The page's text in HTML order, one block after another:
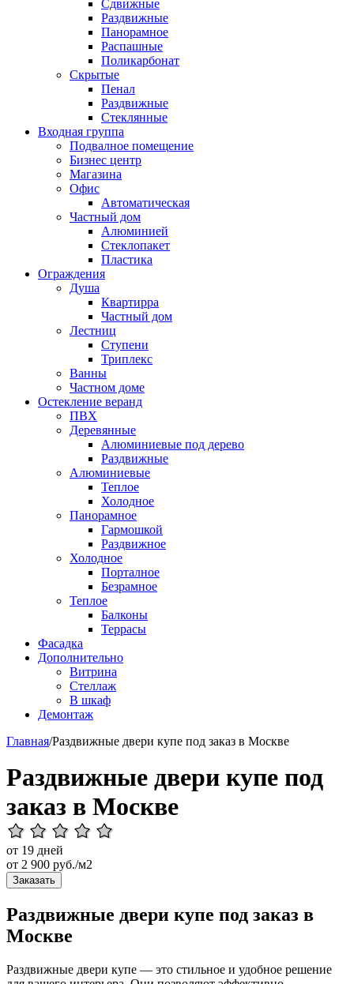
Сдвижные
Раздвижные
Панорамное
Распашные
Поликарбонат
Скрытые
Пенал
Раздвижные
Стеклянные
Входная группа
Подвалное помещение
Бизнес центр
Магазина
Офис
Автоматическая
Частный дом
Алюминией
Стеклопакет
Пластика
Ограждения
Душа
Квартирра
Частный дом
Лестниц
Ступени
Триплекс
Ванны
Частном доме
Остекление веранд
ПВХ
Деревянные
Алюминиевые под дерево
Раздвижные
Алюминиевые
Теплое
Холодное
Панорамное
Гармошкой
Раздвижное
Холодное
Порталное
Безрамное
Теплое
Балконы
Террасы
Фасадка
Дополнительно
Витрина
Стеллаж
В шкаф
Демонтаж
Главная/Раздвижные двери купе под заказ в Москве
Раздвижные двери купе под
заказ в Москве
от 19 дней
от 2 900 руб./м2
Заказать
Раздвижные двери купе под заказ в
Москве
Раздвижные двери купе — это стильное и удобное решение